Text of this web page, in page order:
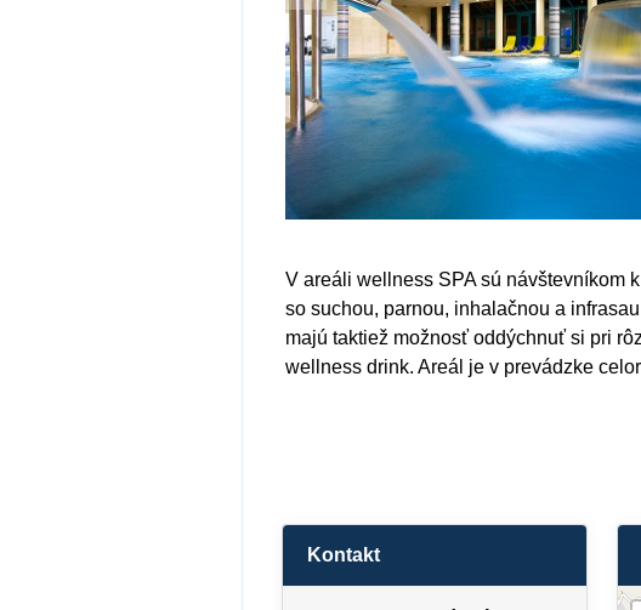
V areáli wellness SPA sú návštevníkom
so suchou, parnou, inhalačnou a
majú taktiež možnosť oddýchnuť si pri
wellness drink. Areál je v prevádzke
Kontakt